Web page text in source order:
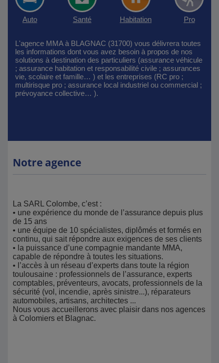
Auto Santé Habitation Pro
L'agence MMA à BLAGNAC (31700) vous délivrera toutes
les informations dont vous avez besoin à propos de nos
solutions à destination des particuliers (assurance véhicule
; assurance habitation et responsabilité civile ; assurances
vie, scolaire et famille… ) et les entreprises (RC pro ;
multirisque pro ; assurance local industriel ou commercial ;
prévoyance collective… ).
Notre agence
La SARL Colombe, c’est :
• une expérience du monde de l’assurance depuis plus
de 15 ans
• une équipe de 10 spécialistes, diplômés et formés en
continu, qui sait répondre aux exigences de ses clients
• la puissance d’une compagnie mandante MMA,
capable de répondre à toutes les situations.
• l’accès à un réseau d’experts dans toute la région
toulousaine : professionnels de l’assurance, experts
comptables, préventeurs, avocats, professionnels de la
sécurité (vol, incendie, après sinistre...), réparateurs
automobiles, artisans, architectes ...
Nous vous accueillerons avec plaisir dans nos agences
à Colomiers et Blagnac.